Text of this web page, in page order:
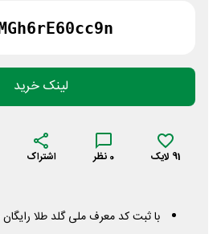
لینک خرید
91 لایک 0 نظر اشتراک
با ثبت کد معرف ملی گلد طلا رایگان